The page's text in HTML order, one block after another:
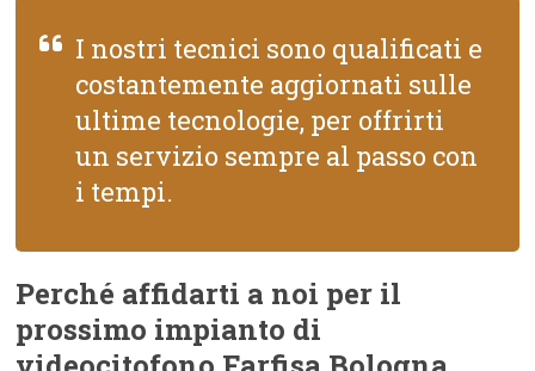
I nostri tecnici sono qualificati e
costantemente aggiornati sulle
ultime tecnologie, per offrirti
un servizio sempre al passo con
i tempi.
Perché affidarti a noi per il
prossimo impianto di